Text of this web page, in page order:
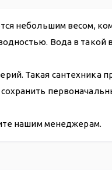
небольшим весом,
Вода в такой
Такая сантехника
нашим менеджерам.